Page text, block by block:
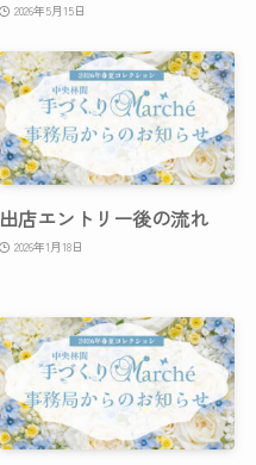
2026年5月15日
出店エントリー後の流れ
2026年1月18日